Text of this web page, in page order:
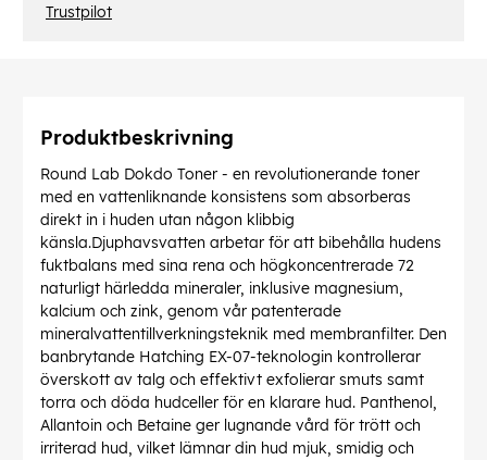
Trustpilot
Produktbeskrivning
Round Lab Dokdo Toner - en revolutionerande toner
med en vattenliknande konsistens som absorberas
direkt in i huden utan någon klibbig
känsla.Djuphavsvatten arbetar för att bibehålla hudens
fuktbalans med sina rena och högkoncentrerade 72
naturligt härledda mineraler, inklusive magnesium,
kalcium och zink, genom vår patenterade
mineralvattentillverkningsteknik med membranfilter. Den
banbrytande Hatching EX-07-teknologin kontrollerar
överskott av talg och effektivt exfolierar smuts samt
torra och döda hudceller för en klarare hud. Panthenol,
Allantoin och Betaine ger lugnande vård för trött och
irriterad hud, vilket lämnar din hud mjuk, smidig och